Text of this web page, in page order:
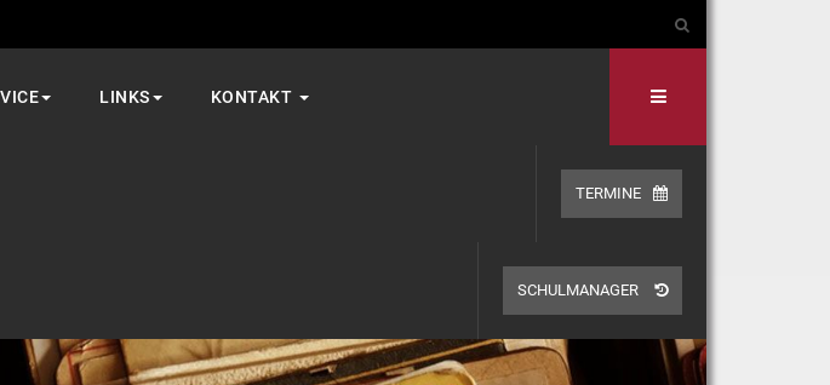
LINKS KONTAKT
TERMINE
SCHULMANAGER